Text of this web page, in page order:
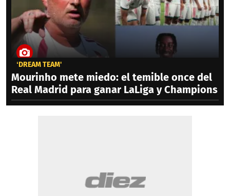
‘DREAM TEAM'
Mourinho mete miedo: el temible once del
Real Madrid para ganar LaLiga y Champions